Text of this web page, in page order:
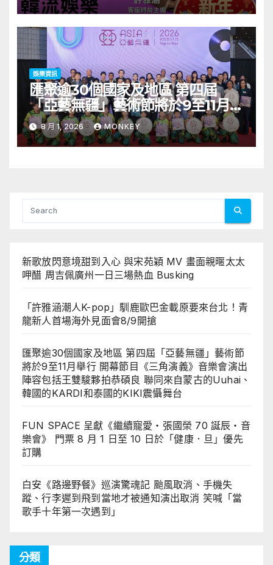
娛樂資訊
匯聚逾30個國家及地區 第四屆
「亞藝無疆」藝術節將於9至11月舉
行 開幕節目《三角演義》音樂會演
出陣容包括王雙駿夥拍恭碩良 聯同
來自蒙古的Uuhai、韓國的KARDI
8 月 1, 2026 MONKEY
新歌放閃意境甜到入心 與宋苑穎 MV 畫面親暱太太
呷醋 周吉佩廣州一日三場熱血 Busking
「許雅涵潮人K-pop」馴鹿歐巴金載原要來台北！青
龍新人首場海外見面會8/9開搶
匯聚逾30個國家及地區 第四屆「亞藝無疆」藝術節
將於9至11月舉行 開幕節目《三角演義》音樂會演出
陣容包括王雙駿夥拍恭碩良 聯同來自蒙古的Uuhai、
韓國的KARDI和泰國的KIKI震懾舞台
FUN SPACE 呈獻《繼續寵愛・張國榮 70 誕辰・音
樂會》 門票 8 月 1 日至 10 日於「健康．旦」優先
訂購
白安《路邊野餐》巡演驚魂記 颱風取消、手機失
蹤、行李遲到飛到當地才被通知演出取消 笑喊「當
歌手十年第一次遇到」
分類